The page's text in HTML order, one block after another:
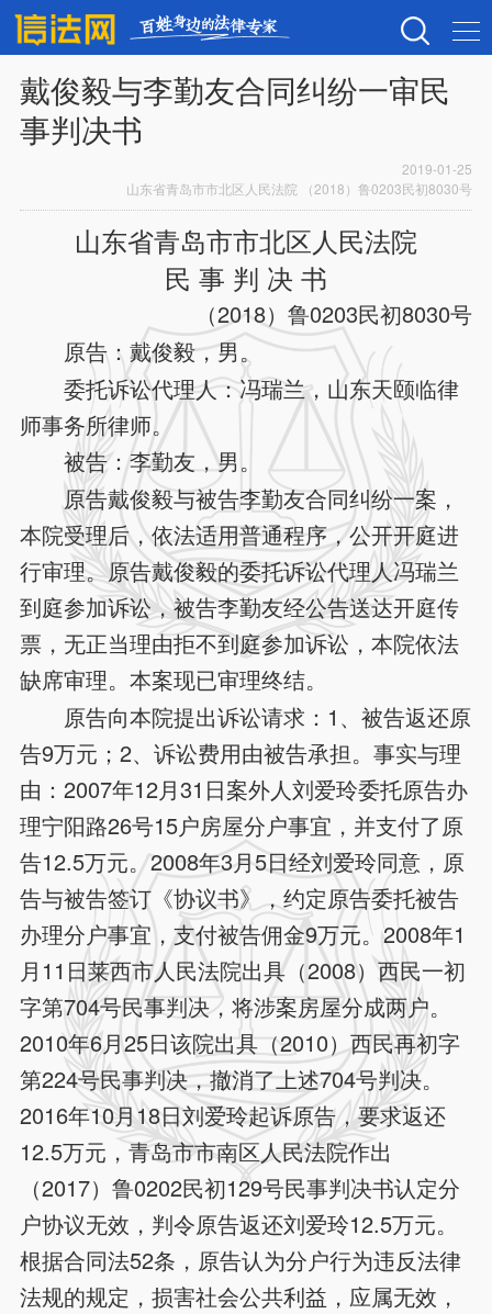
戴俊毅与李勤友合同纠纷一审民
事判决书
2019-01-25
山东省青岛市市北区人民法院 （2018）鲁0203民初8030号
山东省青岛市市北区人民法院
民 事 判 决 书
（2018）鲁0203民初8030号
原告：戴俊毅，男。
委托诉讼代理人：冯瑞兰，山东天颐临律
师事务所律师。
被告：李勤友，男。
原告戴俊毅与被告李勤友合同纠纷一案，
本院受理后，依法适用普通程序，公开开庭进
行审理。原告戴俊毅的委托诉讼代理人冯瑞兰
到庭参加诉讼，被告李勤友经公告送达开庭传
票，无正当理由拒不到庭参加诉讼，本院依法
缺席审理。本案现已审理终结。
原告向本院提出诉讼请求：1、被告返还原
告9万元；2、诉讼费用由被告承担。事实与理
由：2007年12月31日案外人刘爱玲委托原告办
理宁阳路26号15户房屋分户事宜，并支付了原
告12.5万元。2008年3月5日经刘爱玲同意，原
告与被告签订《协议书》，约定原告委托被告
办理分户事宜，支付被告佣金9万元。2008年1
月11日莱西市人民法院出具（2008）西民一初
字第704号民事判决，将涉案房屋分成两户。
2010年6月25日该院出具（2010）西民再初字
第224号民事判决，撤消了上述704号判决。
2016年10月18日刘爱玲起诉原告，要求返还
12.5万元，青岛市市南区人民法院作出
（2017）鲁0202民初129号民事判决书认定分
户协议无效，判令原告返还刘爱玲12.5万元。
根据合同法52条，原告认为分户行为违反法律
法规的规定，损害社会公共利益，应属无效，